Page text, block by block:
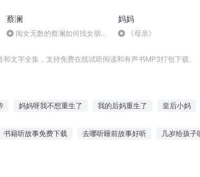
蔡澜
阅女无数的蔡澜如何找女朋
妈妈
《母亲》
文字全集，支持免费在线试听阅读和有声书MP3打包下载。
妈妈呀我不想重生了 我的后妈重生了 皇后小妈
书籍听故事免费下载 去哪听睡前故事好听 几岁给孩子